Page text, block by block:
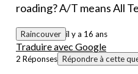
roading? A/T means All
Raincouver il y a 16 ans
Traduire avec Google
2 Réponses Répondre à cette